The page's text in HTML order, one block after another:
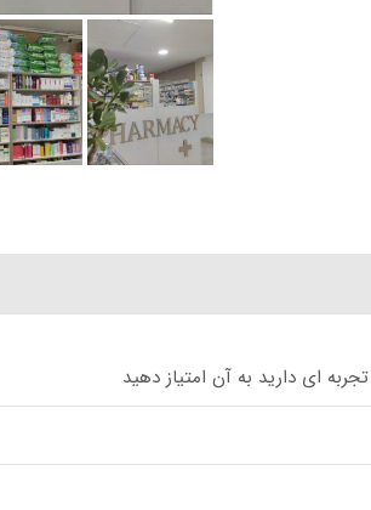
ای دارید به آن امتیاز دهید